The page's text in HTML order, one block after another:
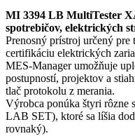
MI 3394 LB MultiTester
spotrebičov, elektrických
Prenosný prístroj určený pre
certifikáciu elektrických
MES-Manager umožňuje
postupností, projektov a
tlač protokolu z merania.
Výrobca ponúka štyri rôzne
LAB SET), ktoré sa líšia
rovnaký).